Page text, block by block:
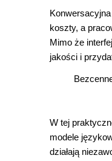
koszty, a
Mimo że
jakości i
W tej
modele
działają